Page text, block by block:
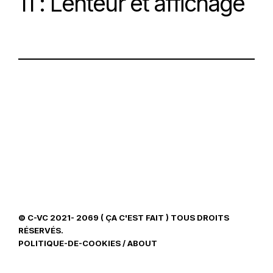
© C-VC 2021- 2069 ( ÇA C'EST FAIT ) TOUS DROITS
RÉSERVÉS.
POLITIQUE-DE-COOKIES/ABOUT